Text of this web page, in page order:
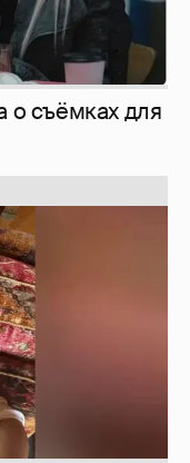
о съёмках для